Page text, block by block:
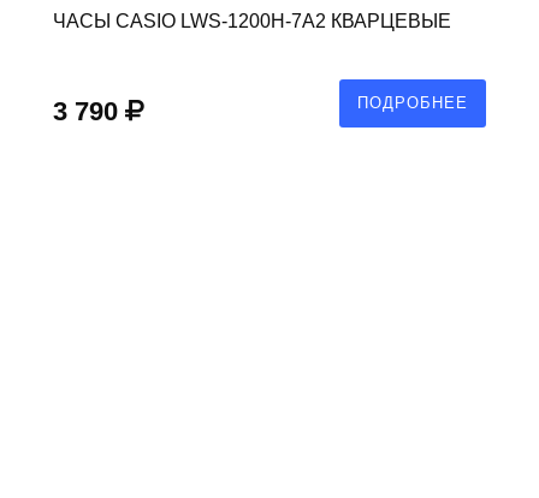
ЧАСЫ CASIO LWS-1200H-7A2 КВАРЦЕВЫЕ
3 790 ПОДРОБНЕЕ